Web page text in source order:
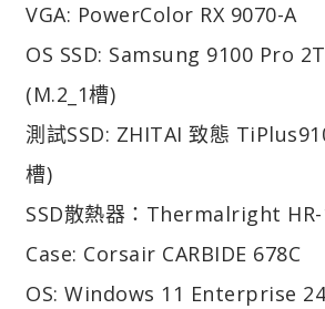
VGA: PowerColor RX 9070-A
OS SSD: Samsung 9100 Pro
(M.2_1槽)
測試SSD: ZHITAI 致態
槽)
SSD散熱器：Thermalright HR-
Case: Corsair CARBIDE 678C
OS: Windows 11 Enterprise